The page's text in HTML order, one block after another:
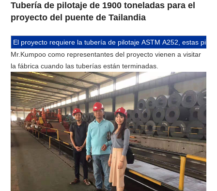
Tubería de pilotaje de 1900 toneladas para el
proyecto del puente de Tailandia
El proyecto requiere la tubería de pilotaje ASTM A252, estas
Mr.Kumpoo como representantes del proyecto vienen a visitar
la fábrica cuando las tuberías están terminadas.